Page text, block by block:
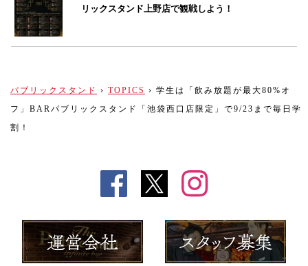
リックスタンド上野店で観戦しよう！
パブリックスタンド › TOPICS › 学生は「飲み放題が最大80%オ
フ」BARパブリックスタンド「池袋西口店限定」で9/23まで毎日学
割！